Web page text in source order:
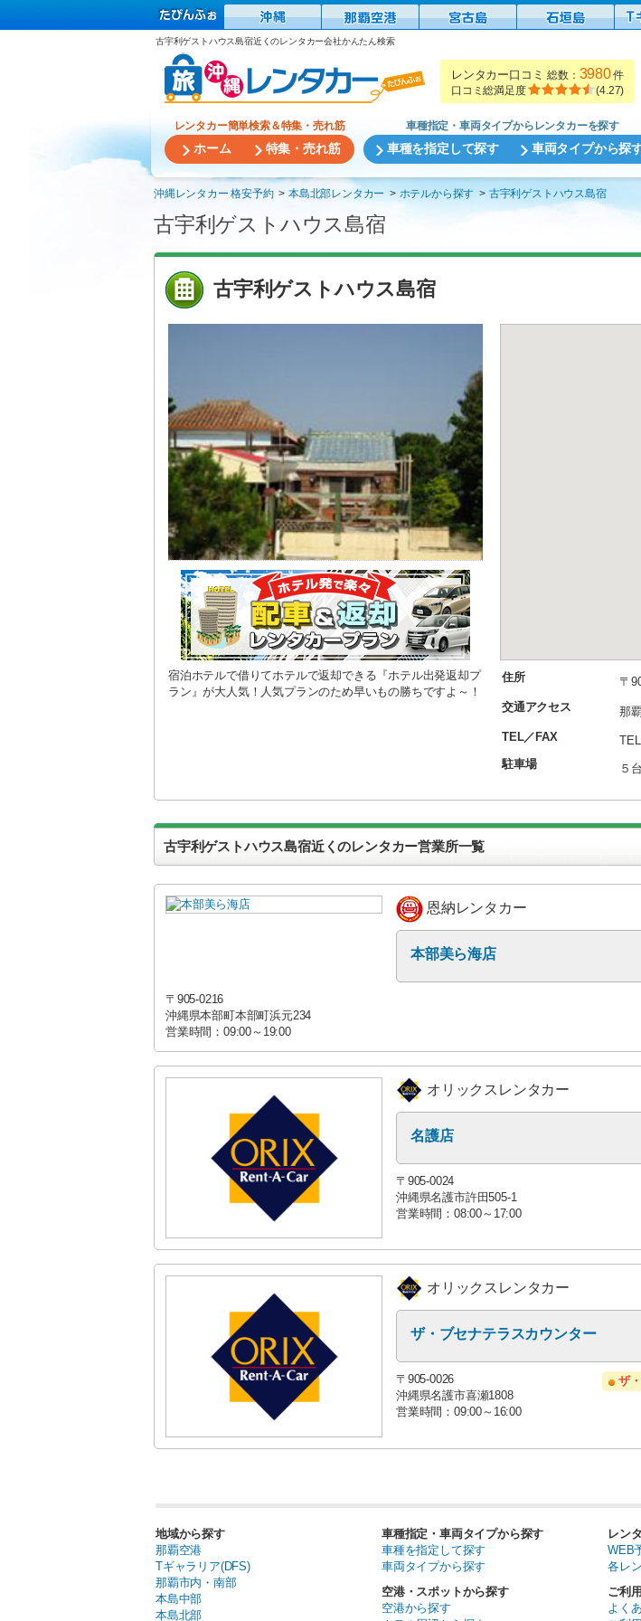
古宇利ゲストハウス島宿近くのレンタカー会社かんたん検索
レンタカー口コミ 総数： 3980件
口コミ総満足度
(4.27)
レンタカー簡単検索＆特集・売れ筋
ホーム 特集・売れ筋
車種指定・車両タイプからレンタカーを探す
車種を指定して探す 車両タイプから探
沖縄レンタカー 格安予約 本島北部レンタカー ホテルから探す 古宇利ゲストハウス島宿
古宇利ゲストハウス島宿
古宇利ゲストハウス島宿
宿泊ホテルで借りてホテルで返却できる『ホテル出発返却プ
ラン』が大人気！人気プランのため早いもの勝ちですよ～！
住所
〒
交通アクセス
那
TEL／FAX
駐車場
５
古宇利ゲストハウス島宿近くのレンタカー営業所一覧
恩納レンタカー
本部美ら海店
〒905-0216
沖縄県本部町本部町浜元234
営業時間：09:00～19:00
オリックスレンタカー
名護店
〒905-0024
沖縄県名護市許田505-1
営業時間：08:00～17:00
オリックスレンタカー
ザ・ブセナテラスカウンター
ザ
〒905-0026
沖縄県名護市喜瀬1808
営業時間：09:00～16:00
地域から探す
那覇空港
Tギャラリア(DFS)
那覇市内・南部
本島中部
本島北部
車種指定・車両タイプから探す
車種を指定して探す
車両タイプから探す
空港・スポットから探す
空港から探す
レン
WEB
各レ
ご利
よく